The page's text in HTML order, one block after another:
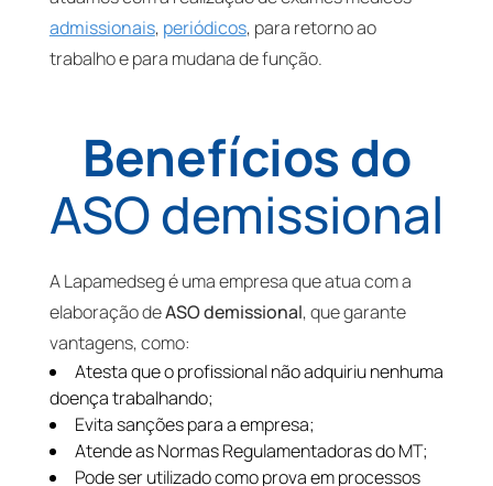
admissionais, periódicos, para retorno ao
trabalho e para mudana de função.
Benefícios do
ASO demissional
A Lapamedseg é uma empresa que atua com a
elaboração deASO demissional, que garante
vantagens, como:
Atesta que o profissional não adquiriu nenhuma
doença trabalhando;
Evita sanções para a empresa;
Atende as Normas Regulamentadoras do MT;
Pode ser utilizado como prova em processos